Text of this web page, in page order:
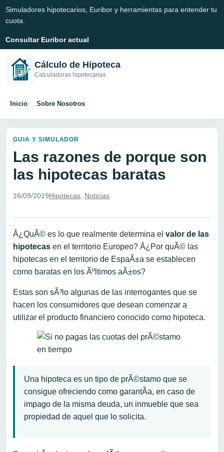
Simuladores hipotecarios, Euribor y herramientas para entender tu
cuota.
Consultar Euribor actual
Cálculo de Hipoteca
Calculadoras hipotecarias
Inicio Sobre Nosotros
GUIA Y SIMULADOR
Las razones de porque son
las hipotecas baratas
16/09/2019Hipotecas Noticias
Â¿QuÃ© es lo que realmente determina el valor de las
hipotecas en el territorio Europeo? Â¿Por quÃ© las
hipotecas en el territorio de EspaÃ±a se establecen
como baratas en los Ãºltimos aÃ±os?
Estas son sÃ³lo algunas de las interrogantes que se
hacen los consumidores que desean comenzar a
utilizar el producto financiero conocido como hipoteca.
Una hipoteca es un tipo de prÃ©stamo que se
consigue ofreciendo como garantÃ­a, en caso de
impago de la misma deuda, un inmueble que sea
propiedad de aquel que lo solicita.